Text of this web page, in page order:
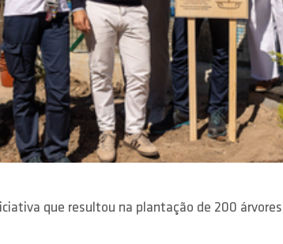
que resultou na plantação de 200